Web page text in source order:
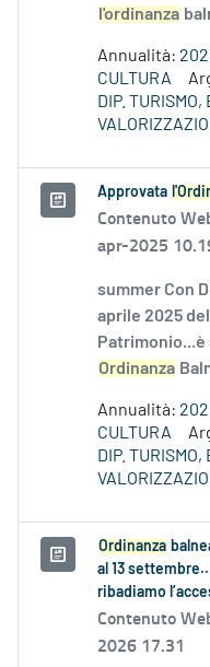
l'ordinanza
Annualità:
CULTURA
DIP.
Approvata
Contenuto
apr-2025
summer Con
aprile 2025
Ordinanza
Annualità:
CULTURA
DIP.
Ordinanza
al 13
ribadiamo
Contenuto
2026 17.31